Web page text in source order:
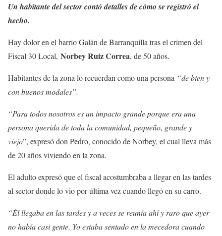
Un habitante del sector contó detalles de cómo se registró el
hecho.
Hay dolor en el barrio Galán de Barranquilla tras el crimen del
Fiscal 30 Local, Norbey Ruiz Correa, de 50 años.
Habitantes de la zona lo recuerdan como una persona “de bien y
con buenos modales”.
“Para todos nosotros es un impacto grande porque era una
persona querida de toda la comunidad, pequeño, grande y
viejo”, expresó don Pedro, conocido de Norbey, el cual lleva más
de 20 años viviendo en la zona.
El adulto expresó que el fiscal acostumbraba a llegar en las tardes
al sector donde lo vio por última vez cuando llegó en su carro.
“Él llegaba en las tardes y a veces se reunía ahí y raro que ayer
no había casi gente. Yo estaba sentado en la mecedora cuando